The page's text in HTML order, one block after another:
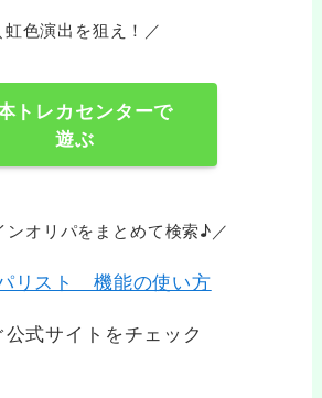
虹色演出を狙え！／
トレカセンターで
遊ぶ
ンオリパをまとめて検索♪／
式サイトをチェック